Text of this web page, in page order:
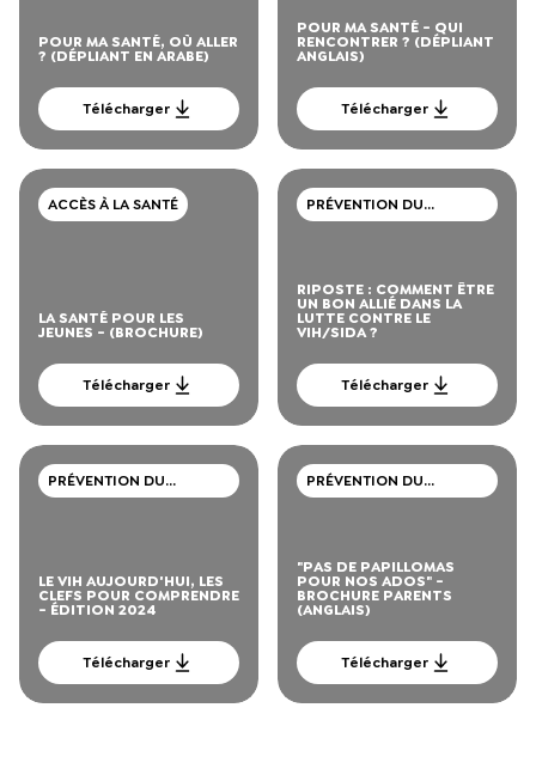
POUR MA SANTÉ, OÙ ALLER
? (DÉPLIANT EN ARABE)
Télécharger
POUR MA SANTÉ - QUI
RENCONTRER ? (DÉPLIANT
ANGLAIS)
Télécharger
ACCÈS À LA SANTÉ
LA SANTÉ POUR LES
JEUNES - (BROCHURE)
Télécharger
PRÉVENTION DU
VIH/SIDA, IST, HÉPATITE
RIPOSTE : COMMENT ÊTRE
UN BON ALLIÉ DANS LA
LUTTE CONTRE LE
VIH/SIDA ?
Télécharger
PRÉVENTION DU
VIH/SIDA, IST, HÉPATITE
LE VIH AUJOURD'HUI, LES
CLEFS POUR COMPRENDRE
- ÉDITION 2024
Télécharger
PRÉVENTION DU
VIH/SIDA, IST, HÉPATITE
"PAS DE PAPILLOMAS
POUR NOS ADOS" -
BROCHURE PARENTS
(ANGLAIS)
Télécharger